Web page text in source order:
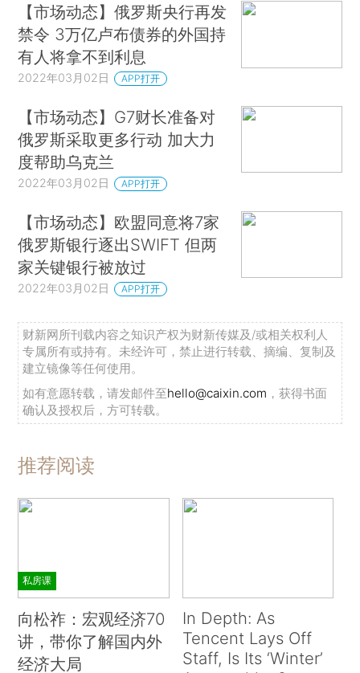
【市场动态】俄罗斯央行再发
禁令 3万亿卢布债券的外国持
有人将拿不到利息
2022年03月02日 APP打开
【市场动态】G7财长准备对
俄罗斯采取更多行动 加大力
度帮助乌克兰
2022年03月02日 APP打开
【市场动态】欧盟同意将7家
俄罗斯银行逐出SWIFT 但两
家关键银行被放过
2022年03月02日 APP打开
财新网所刊载内容之知识产权为财新传媒及/或相关权利人
专属所有或持有。未经许可，禁止进行转载、摘编、复制及
建立镜像等任何使用。
如有意愿转载，请发邮件至hello@caixin.com ，获得书面
确认及授权后，方可转载。
推荐阅读
私房课
向松祚：宏观经济70
讲，带你了解国内外
经济大局
In Depth: As
Tencent Lays Off
Staff, Is Its ‘Winter’